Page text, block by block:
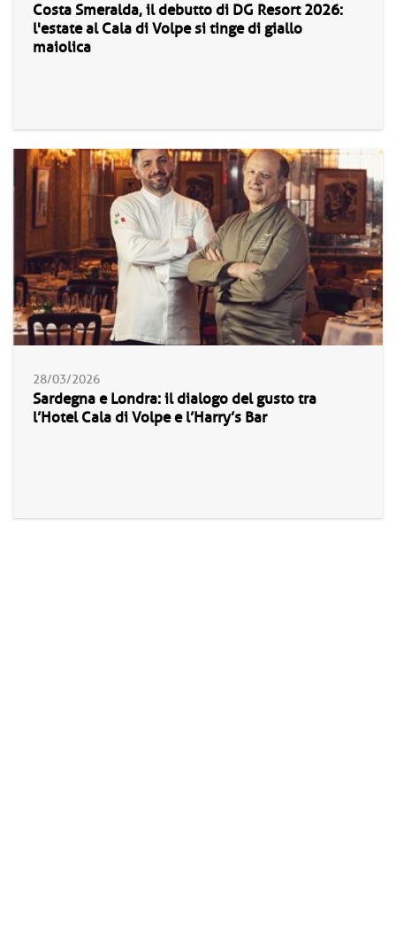
Costa Smeralda, il debutto di DG Resort 2026:
l'estate al Cala di Volpe si tinge di giallo
maiolica
28/03/2026
Sardegna e Londra: il dialogo del gusto tra
l’Hotel Cala di Volpe e l’Harry’s Bar